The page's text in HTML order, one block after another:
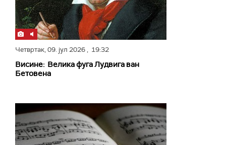
Четвртак,09. јул 2026, 19:32
Висине: Велика фуга Лудвига ван
Бетовена